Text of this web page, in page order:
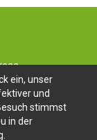
ein, unser
und
stimmst
in der